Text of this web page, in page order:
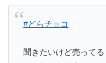
#どらチョコ
聞きたいけど売って